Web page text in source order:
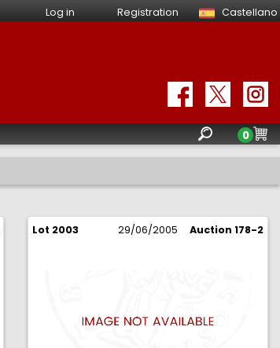
Log in Registration Castellano
0
Lot 2003 29/06/2005 Auction 178-2